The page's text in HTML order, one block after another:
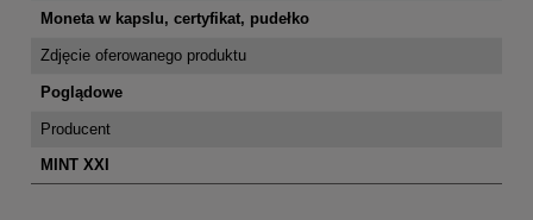
Moneta w kapslu, certyfikat, pudełko
Zdjęcie oferowanego produktu
Poglądowe
Producent
MINT XXI